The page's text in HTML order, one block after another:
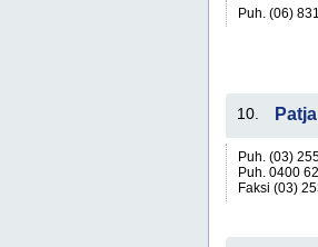
Puh. (06)
10.
Puh. (03)
Puh. 0400
Faksi (03)